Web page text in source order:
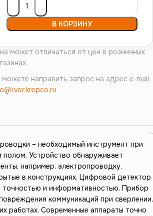
В КОРЗИНУ
может отличаться от цен в розничных
можете направить запрос на адрес e-mail:
– необходимый инструмент при
полом. Устройство обнаруживает
например, электропроводку,
в конструкциях. Цифровой детектор
точностью и информативностью. Прибор
коммуникаций при сверлении,
работах. Современные аппараты точно